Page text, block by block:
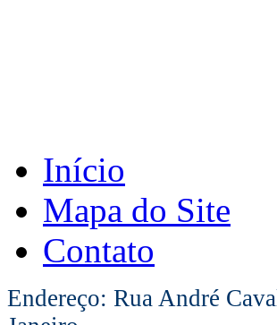
Início
Mapa do Site
Contato
Endereço: Rua André